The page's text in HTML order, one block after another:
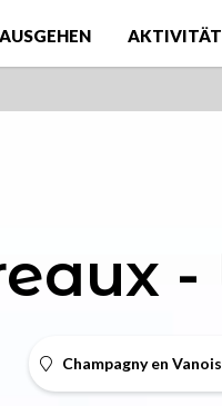
AUSGEHEN
Champagny en